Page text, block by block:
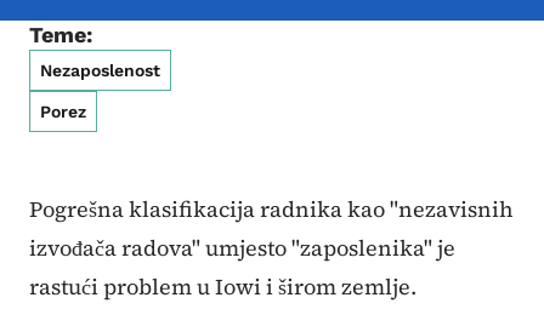
Teme:
Nezaposlenost
Porez
Pogrešna klasifikacija radnika kao "nezavisnih
izvođača radova" umjesto "zaposlenika" je
rastući problem u Iowi i širom zemlje.